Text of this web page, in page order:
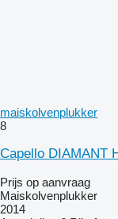
maiskolvenplukker
8
Capello DIAMANT
Prijs op aanvraag
Maiskolvenplukker
2014